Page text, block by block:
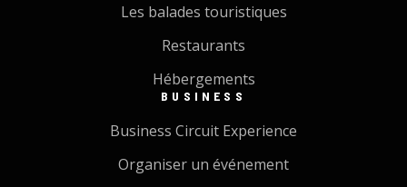
Les balades touristiques
Restaurants
Hébergements
BUSINESS
Business Circuit Experience
Organiser un événement